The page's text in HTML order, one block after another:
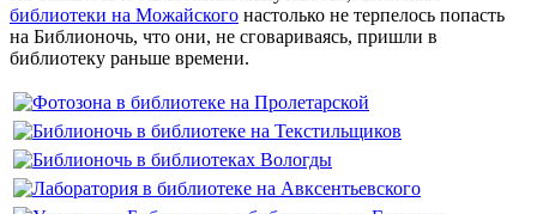
библиотеки на Можайского настолько не терпелось попасть
на Библионочь, что они, не сговариваясь, пришли в
библиотеку раньше времени.